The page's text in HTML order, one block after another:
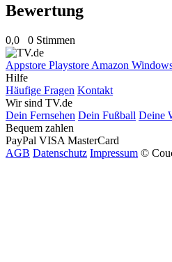
Bewertung
0,0 0 Stimmen
Appstore Playstore Amazon
Hilfe
Häufige Fragen Kontakt
Wir sind TV.de
Dein Fernsehen Dein Fußball Deine
Bequem zahlen
PayPal VISA MasterCard
AGB Datenschutz Impressum ©